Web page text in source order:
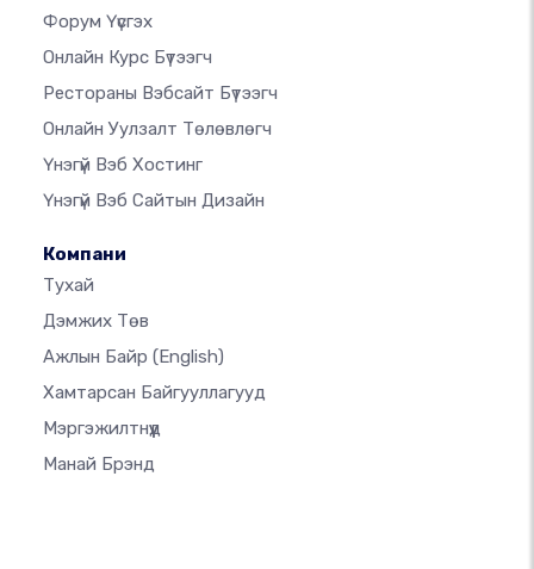
Форум Үүсгэх
Онлайн Курс Бүтээгч
Рестораны Вэбсайт Бүтээгч
Онлайн Уулзалт Төлөвлөгч
Үнэгүй Вэб Хостинг
Үнэгүй Вэб Сайтын Дизайн
Компани
Тухай
Дэмжих Төв
Ажлын Байр (English)
Хамтарсан Байгууллагууд
Мэргэжилтнүүд
Манай Брэнд